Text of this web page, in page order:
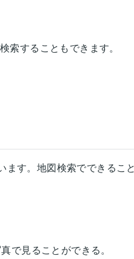
索することもできます。
ます。地図検索でできるこ
で見ることができる。